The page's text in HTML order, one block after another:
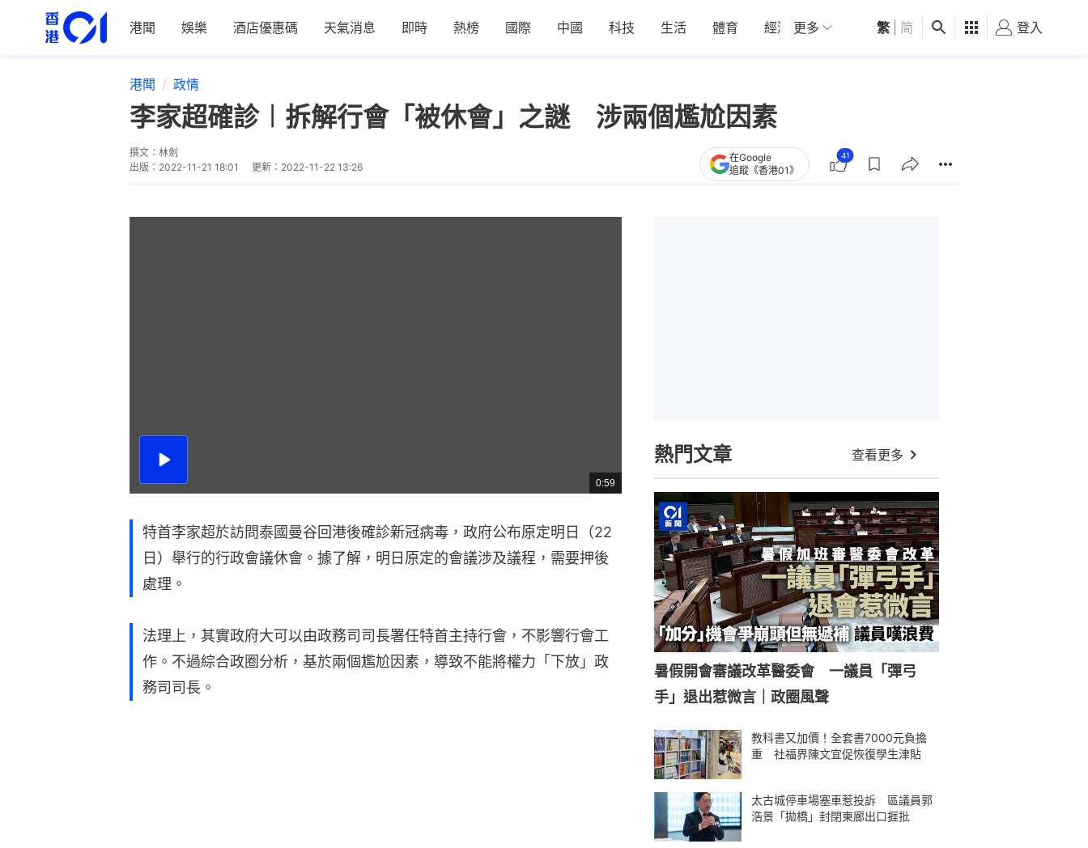
港聞 娛樂 酒店優惠碼 天氣消息 即時 熱榜 國際 中國 科技 生活 體育 經濟 01深圳 觀點 健康 好食玩飛
更多 繁 简 登入
港聞 政情
李家超確診︱拆解行會「被休會」之謎 涉兩個尷尬因素
撰文： 林劍
出版： 2022-11-21 18:01 更新： 2022-11-22 13:26
在Google
追蹤《香港01》
41
播
總
共
0:59
特首李家超於訪問泰國曼谷回港後確診新冠病毒，政府公布原定明日（22
日）舉行的行政會議休會。據了解，明日原定的會議涉及議程，需要押後
處理。
法理上，其實政府大可以由政務司司長署任特首主持行會，不影響行會工
作。不過綜合政圈分析，基於兩個尷尬因素，導致不能將權力「下放」政
務司司長。
熱門文章 查看更多
暑假開會審議改革醫委會 一議員「彈弓
手」退出惹微言｜政圈風聲
教科書又加價！全套書7000元負擔
重 社福界陳文宜促恢復學生津貼
太古城停車場塞車惹投訴 區議員郭
浩景「拋橋」封閉東廊出口捱批